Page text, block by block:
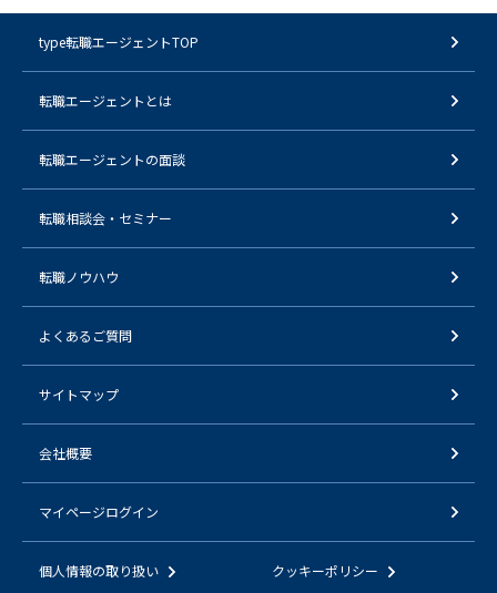
type転職エージェントTOP
転職エージェントとは
転職エージェントの面談
転職相談会・セミナー
転職ノウハウ
よくあるご質問
サイトマップ
会社概要
マイページログイン
個人情報の取り扱い クッキーポリシー